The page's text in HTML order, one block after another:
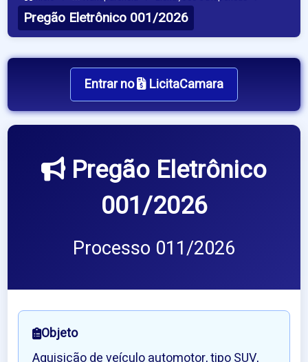
Pregão Eletrônico 001/2026
Entrar no LicitaCamara
Pregão Eletrônico
001/2026
Processo 011/2026
Objeto